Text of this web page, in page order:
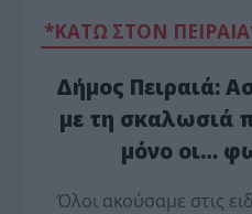
*ΚΑΤΩ ΣΤΟΝ
Δήμος Πειραιά:
με τη σκαλωσιά
μόνο οι…
Όλοι ακούσαμε στις